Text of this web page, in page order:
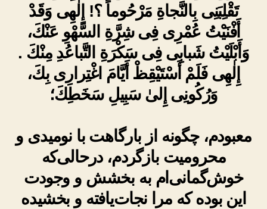
تَقْلِبَنِى بِالنَّجاةِ مَرْحُوماً ؟! إِلٰهِى وَقَدْ
أَفْنَيْتُ عُمْرِى فِى شِرَّةِ السَّهْوِ عَنْكَ،
وَأَبْلَيْتُ شَبابِى فِى سَكْرَةِ التَّباعُدِ مِنْكَ .
إِلٰهِى فَلَمْ أَسْتَيْقِظْ أَيَّامَ اغْتِرارِى بِكَ،
وَرُكُونِى إِلىٰ سَبِيلِ سَخَطِكَ؛
معبودم، چگونه از بارگاهت با نومیدی و
محرومیت بازگردم، درحالی‌که
خوش‌گمانی‌ام به بخشش و وجودت
این بوده که مرا نجات‌یافته و بخشیده